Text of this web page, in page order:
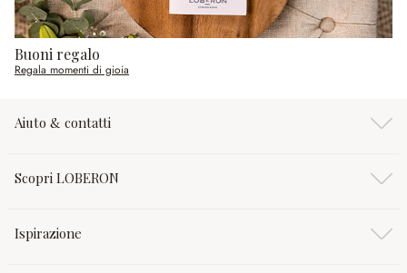
Buoni regalo
Regala momenti di gioia
Aiuto & contatti
Scopri LOBERON
Ispirazione